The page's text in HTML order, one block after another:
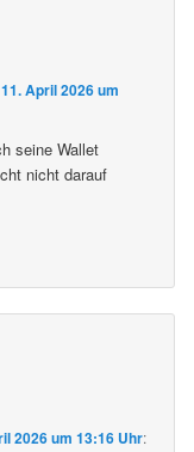
11. April 2026 um
seine Wallet
nicht darauf
2026 um 13:16 Uhr: